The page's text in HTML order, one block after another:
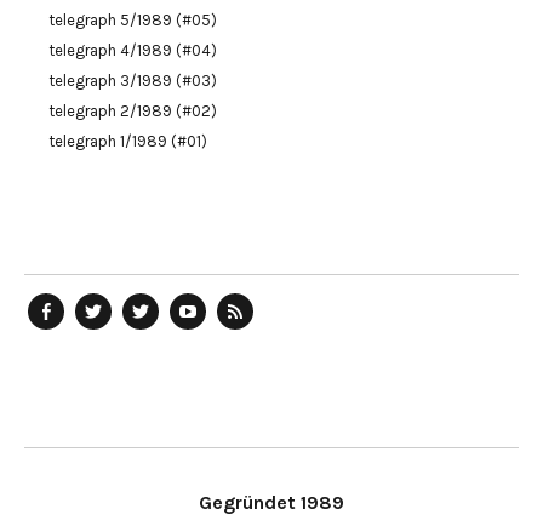
telegraph 5/1989 (#05)
telegraph 4/1989 (#04)
telegraph 3/1989 (#03)
telegraph 2/1989 (#02)
telegraph 1/1989 (#01)
Gegründet 1989